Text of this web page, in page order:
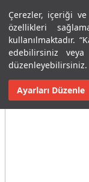
Çerezler, içeriği
özellikleri
kullanılmaktadır.
edebilirsiniz veya
düzenleyebilirsiniz.
Ayarları Düzenle
Menü
Ana Sayfa Karolar
Tüm Görseller(11)